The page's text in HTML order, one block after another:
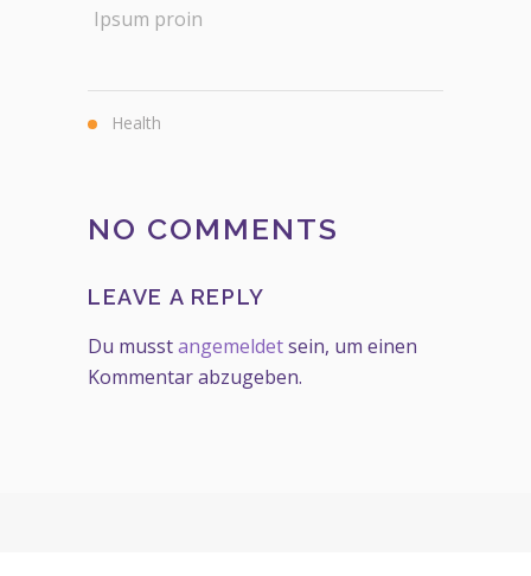
Ipsum proin
Health
NO COMMENTS
LEAVE A REPLY
Du musstangemeldetsein, um einen
Kommentar abzugeben.